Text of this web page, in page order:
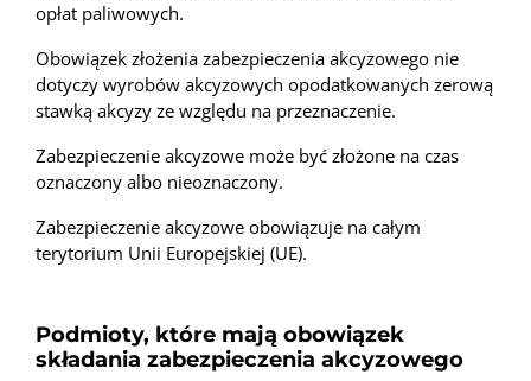
opłat paliwowych.
Obowiązek złożenia zabezpieczenia akcyzowego nie
dotyczy wyrobów akcyzowych opodatkowanych zerową
stawką akcyzy ze względu na przeznaczenie.
Zabezpieczenie akcyzowe może być złożone na czas
oznaczony albo nieoznaczony.
Zabezpieczenie akcyzowe obowiązuje na całym
terytorium Unii Europejskiej (UE).
Podmioty, które mają obowiązek
składania zabezpieczenia akcyzowego